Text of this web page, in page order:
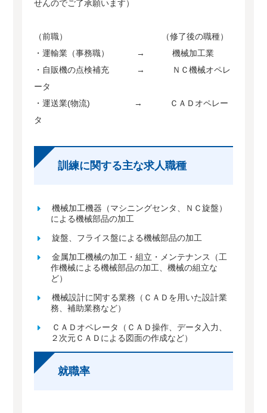
せんのでご了承願います）
（前職） （修了後の職種）
・運輸業（事務職） → 機械加工業
・自販機の点検補充 → ＮＣ機械オペレ
ータ
・運送業(物流) → ＣＡＤオペレー
タ
訓練に関する主な求人職種
機械加工機器（マシニングセンタ、ＮＣ旋盤）
による機械部品の加工
旋盤、フライス盤による機械部品の加工
金属加工機械の加工・組立・メンテナンス（工
作機械による機械部品の加工、機械の組立な
ど）
機械設計に関する業務（ＣＡＤを用いた設計業
務、補助業務など）
ＣＡＤオペレータ（ＣＡＤ操作、データ入力、
２次元ＣＡＤによる図面の作成など）
就職率